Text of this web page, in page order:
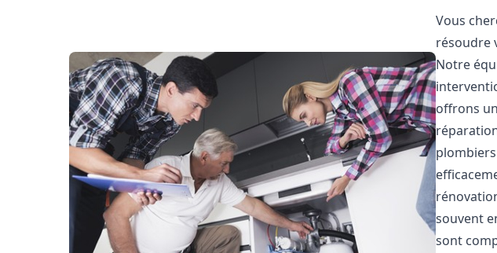
Vous
résoudre
Notre
offrons
souvent
sont